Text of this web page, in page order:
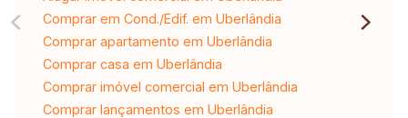
Comprar em Cond./Edif. em Uberlândia
Comprar apartamento em Uberlândia
Comprar casa em Uberlândia
Comprar imóvel comercial em Uberlândia
Comprar lançamentos em Uberlândia